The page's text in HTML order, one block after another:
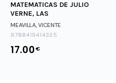
MATEMATICAS DE JULIO
VERNE, LAS
MEAVILLA, VICENTE
9788419414335
17.00€